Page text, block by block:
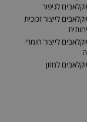
לגיפור
לייצור זכוכית
לייצור חומרי
למזון